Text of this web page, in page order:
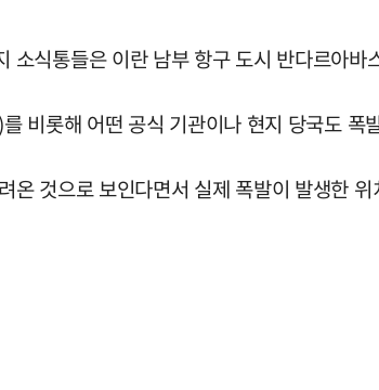
소식통들은 이란 남부 항구 도시 반다르아
비롯해 어떤 공식 기관이나 현지 당국도
온 것으로 보인다면서 실제 폭발이 발생한